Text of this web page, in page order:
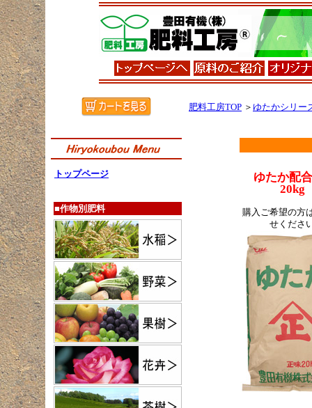
肥料工房TOP ＞ ゆたかシリー
トップページ
■作物別肥料
ゆたか配
20kg
購入ご希望の方
せくださ